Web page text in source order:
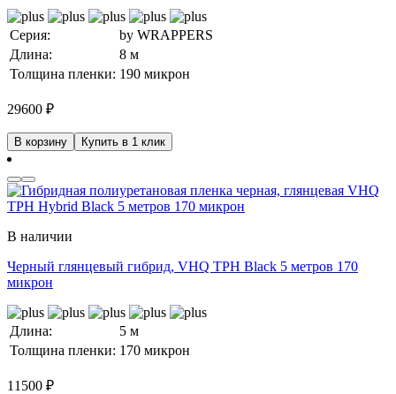
Серия:
by WRAPPERS
Длина:
8 м
Толщина пленки: 190 микрон
29600 ₽
В корзину Купить в 1 клик
В наличии
Черный глянцевый гибрид, VHQ TPH Black 5 метров 170
микрон
Длина:
5 м
Толщина пленки: 170 микрон
11500 ₽